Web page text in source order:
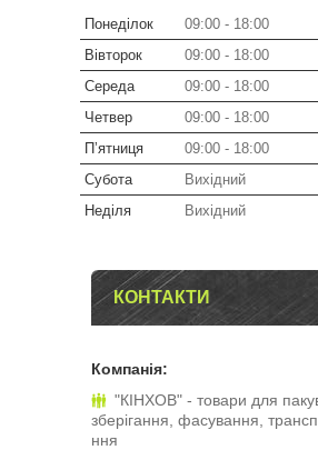
Понеділок 09:00
18:00
Вівторок
09:00
18:00
Середа
09:00
18:00
Четвер
09:00
18:00
Пʼятниця
09:00
18:00
Субота
Вихідний
Неділя
Вихідний
КОНТАКТИ
"КІНХОВ" - товари для
зберігання, фасування,
ння